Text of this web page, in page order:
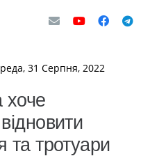
31 Серпня, 2022
та тротуари